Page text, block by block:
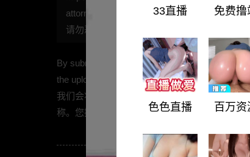
attorneys’ fees.
请勿恶意举报，否则您可能因故意虚假陈述
By submitting a notice, you agree that your
the uploader and referenced publicly.
我们会将 DMCA 投诉内容（包括您的个人信息
称。您提交投诉即代表您同意这些处理方式。
33直播 免费撸
色色直播 百万资